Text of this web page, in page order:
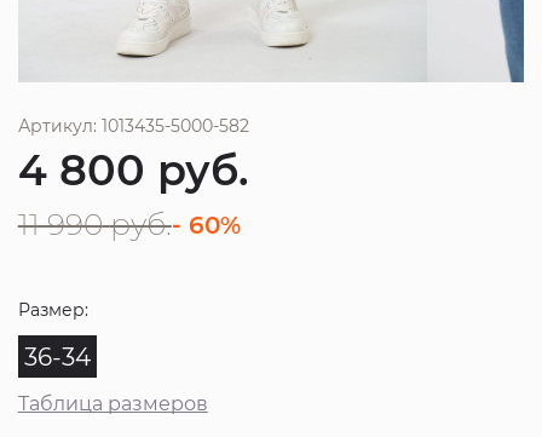
Артикул: 1013435-5000-582
4 800 руб.
11 990 руб.- 60%
Размер:
36-34
Таблица размеров